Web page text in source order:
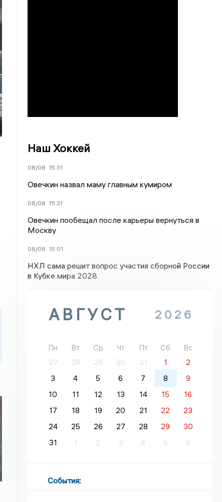
Наш Хоккей
08/08 15:31
Овечкин назвал маму главным кумиром
08/08 15:31
Овечкин пообещал после карьеры вернуться в
Москву
08/08 15:01
НХЛ сама решит вопрос участия сборной России
в Кубке мира 2028
АВГУСТ 2026
Пн Вт Ср Чт Пт Сб
Вс
27
28 29 30 31 1
2
3
4 5 6 7 8
9
10
11 12 13 14 15
16
17
18 19 20 21 22
23
24
25 26 27 28 29
30
31
1 2 3 4 5 6
События: